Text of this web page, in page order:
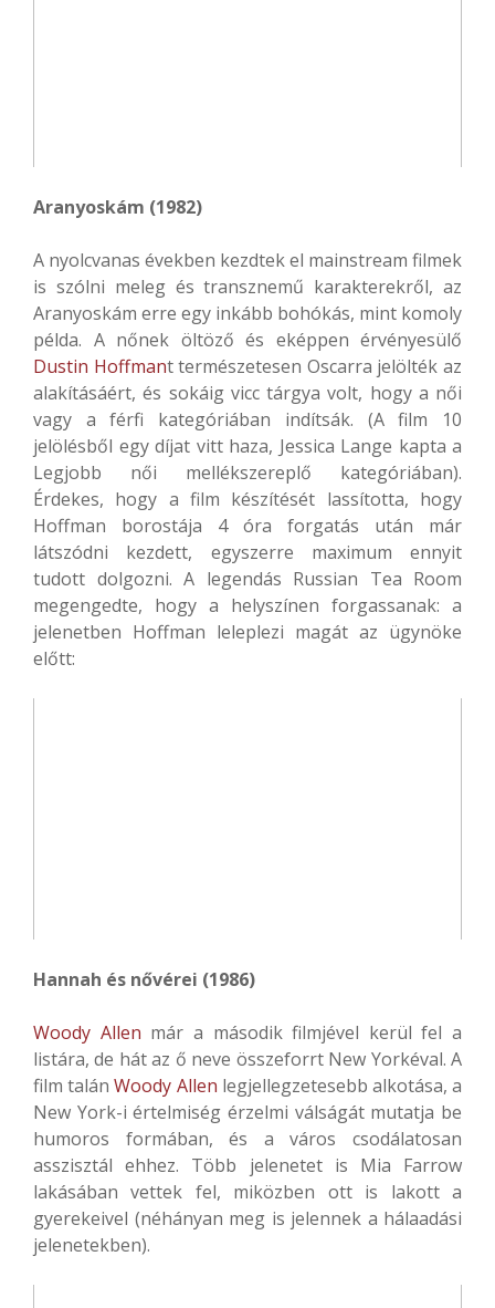
Aranyoskám (1982)
A nyolcvanas években kezdtek el mainstream filmek
is szólni meleg és transznemű karakterekről, az
Aranyoskám erre egy inkább bohókás, mint komoly
példa. A nőnek öltöző és eképpen érvényesülő
Dustin Hoffmant természetesen Oscarra jelölték az
alakításáért, és sokáig vicc tárgya volt, hogy a női
vagy a férfi kategóriában indítsák. (A film 10
jelölésből egy díjat vitt haza, Jessica Lange kapta a
Legjobb női mellékszereplő kategóriában).
Érdekes, hogy a film készítését lassította, hogy
Hoffman borostája 4 óra forgatás után már
látszódni kezdett, egyszerre maximum ennyit
tudott dolgozni. A legendás Russian Tea Room
megengedte, hogy a helyszínen forgassanak: a
jelenetben Hoffman leleplezi magát az ügynöke
előtt:
Hannah és nővérei (1986)
Woody Allen már a második filmjével kerül fel a
listára, de hát az ő neve összeforrt New Yorkéval. A
film talánWoody Allen legjellegzetesebb alkotása, a
New York-i értelmiség érzelmi válságát mutatja be
humoros formában, és a város csodálatosan
asszisztál ehhez. Több jelenetet is Mia Farrow
lakásában vettek fel, miközben ott is lakott a
gyerekeivel (néhányan meg is jelennek a hálaadási
jelenetekben).